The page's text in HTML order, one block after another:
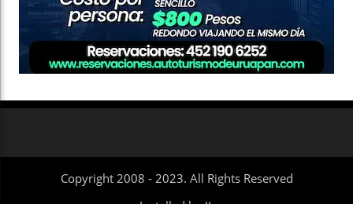
Copyright 2008 - 2023. All Rights Reserved